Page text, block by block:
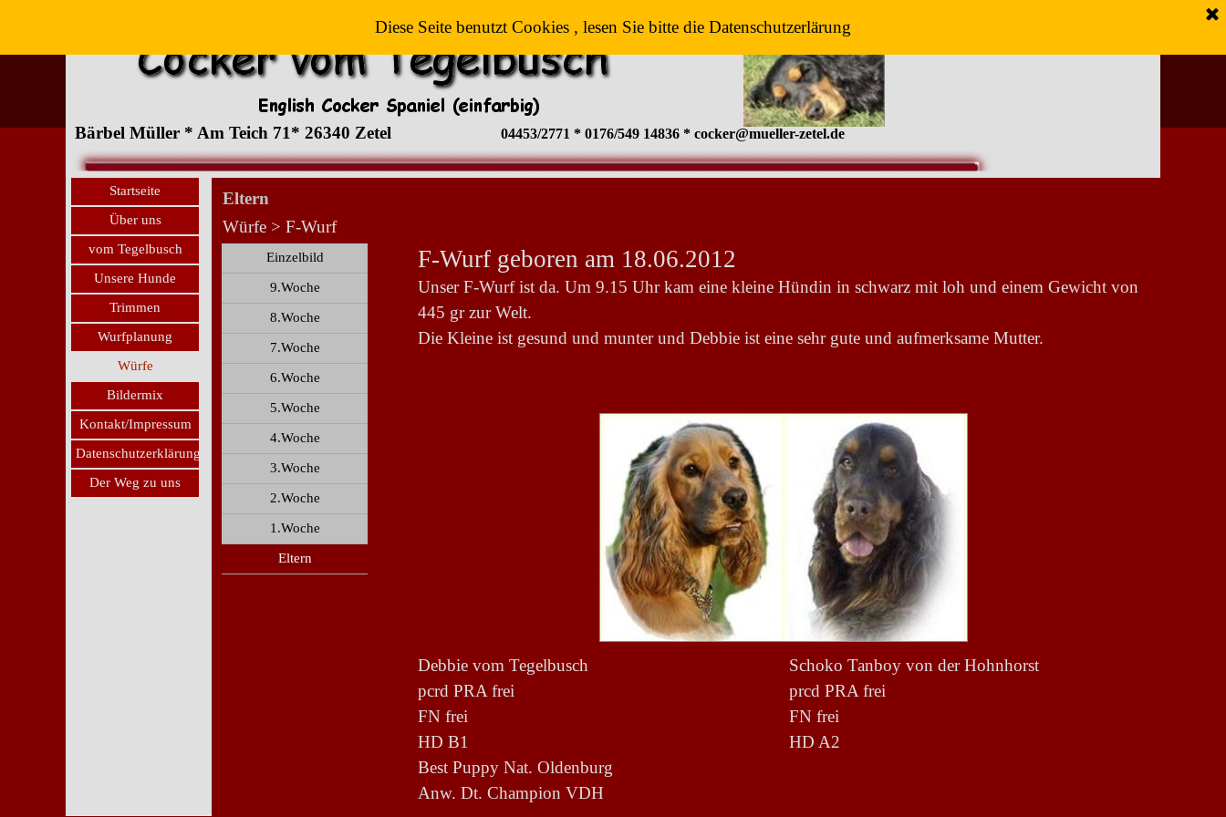
Diese Seite benutzt Cookies , lesen Sie bitte die Datenschutzerlärung
Bärbel Müller * Am Teich 71* 26340 Zetel 04453/2771 * 0176/549 14836 * cocker@mueller-zetel.de
Startseite
Über uns
vom Tegelbusch
Unsere Hunde
Trimmen
Wurfplanung
Würfe
Bildermix
Kontakt/Impressum
Datenschutzerklärung
Der Weg zu uns
Eltern
Würfe > F-Wurf
F-Wurf geboren am 18.06.2012
Unser F-Wurf ist da. Um 9.15 Uhr kam eine kleine Hündin in schwarz mit loh und einem Gewicht von
445 gr zur Welt.
Die Kleine ist gesund und munter und Debbie ist eine sehr gute und aufmerksame Mutter.
Debbie vom Tegelbusch
pcrd PRA frei
FN frei
HD B1
Best Puppy Nat. Oldenburg
Anw. Dt. Champion VDH
Schoko Tanboy von der Hohnhorst
prcd PRA frei
FN frei
HD A2
Einzelbild
9.Woche
8.Woche
7.Woche
6.Woche
5.Woche
4.Woche
3.Woche
2.Woche
1.Woche
Eltern